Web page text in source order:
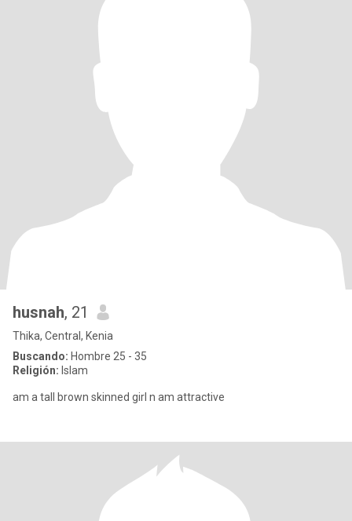
husnah, 21
Thika, Central, Kenia
Buscando: Hombre 25 - 35
Religión: Islam
am a tall brown skinned girl n am attractive